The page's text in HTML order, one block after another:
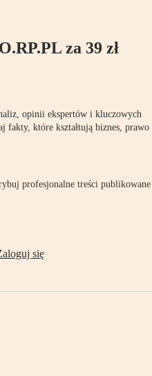
za 39 zł
opinii ekspertów i kluczowych
fakty, które kształtują biznes, prawo
profesjonalne treści publikowane
się